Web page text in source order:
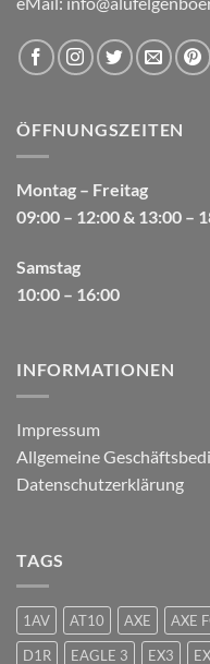
ÖFFNUNGSZEITEN
Montag – Freitag
09:00 – 12:00 & 13:00 –
Samstag
10:00 – 16:00
INFORMATIONEN
Impressum
Allgemeine
Datenschutzerklärung
TAGS
1AV AT10 AXE AXE
D1R
EAGLE 3 EX3